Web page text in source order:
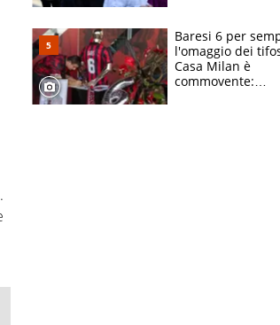
circondati
dall'affetto dei
Baresi 6 per
l'omaggio dei
Casa Milan è
commovente: